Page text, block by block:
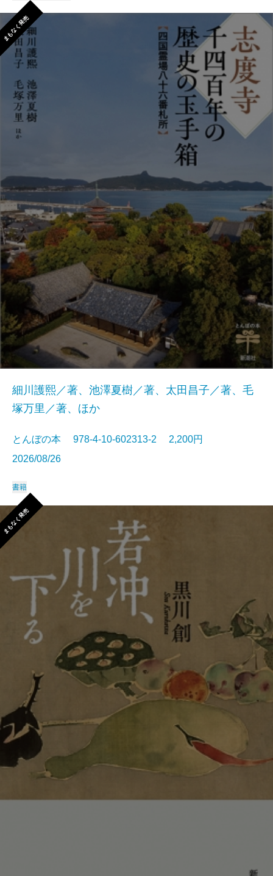
まもなく発売
細川護熙／著、池澤夏樹／著、太田昌子／著、毛
塚万里／著、ほか
とんぼの本 978-4-10-602313-2 2,200円
2026/08/26
書籍
まもなく発売